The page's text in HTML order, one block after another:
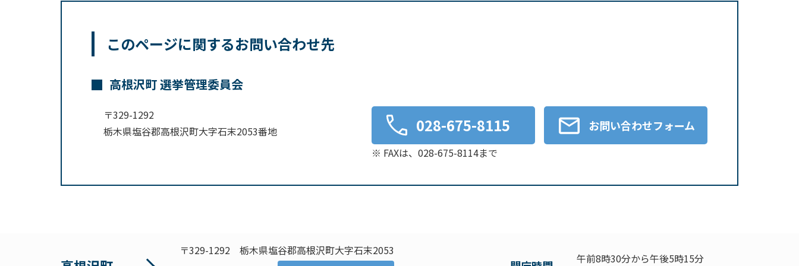
このページに関するお問い合わせ先
高根沢町 選挙管理委員会
〒329-1292
栃木県塩谷郡高根沢町大字石末2053番地
028-675-8115
※ FAXは、028-675-8114まで
お問い合わせフォーム
〒329-1292 栃木県塩谷郡高根沢町大字石末2053
午前8時30分から午後5時15分